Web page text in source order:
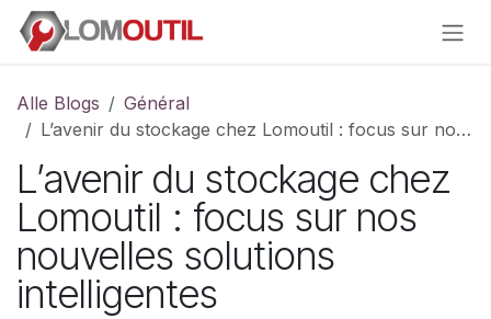
Zum Inhalt springen
Alle Blogs
Général
L’avenir du stockage chez Lomoutil : focus sur nos nouvelles solutions intelligentes
L’avenir du stockage chez
Lomoutil : focus sur nos
nouvelles solutions
intelligentes